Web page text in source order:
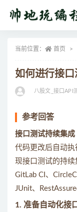
当前位置： 首页
如何进行接口
八股文_接口API
参考回答
接口测试持续集成
代码更改后自动
现接口测试的持续
GitLab CI、
JUnit、
1. 准备自动化接